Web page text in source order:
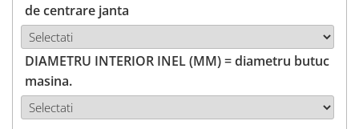
de centrare janta
DIAMETRU INTERIOR INEL (MM) = diametru butuc
masina.